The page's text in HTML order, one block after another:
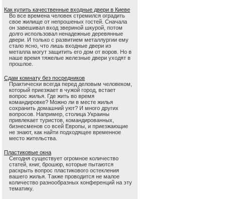
Как купить качественные входные двери в Киеве
Во все времена человек стремился оградить
свое жилище от непрошеных гостей. Сначала
он завешивал вход звериной шкурой, потом
долго использовал ненадежные деревянные
двери. И только с развитием металлургии ему
стало ясно, что лишь входные двери из
металла могут защитить его дом от воров. Но в
наше время тяжелые железные двери уходят в
прошлое.
Сдам комнату без посредников
Практически всегда перед деловым человеком,
который приезжает в чужой город, встает
вопрос жилья. Где жить во время
командировке? Можно ли в месте жилья
сохранить домашний уют? И много других
вопросов. Например, столица Украины
привлекает туристов, командированных,
бизнесменов со всей Европы, и приезжающие
не знают, как найти подходящее временное
место жительства.
Пластиковые окна
Сегодня существует огромное количество
статей, книг, брошюр, которые пытаются
раскрыть вопрос пластикового остекления
вашего жилья. Также проводится не малое
количество разнообразных конференций на эту
тематику.